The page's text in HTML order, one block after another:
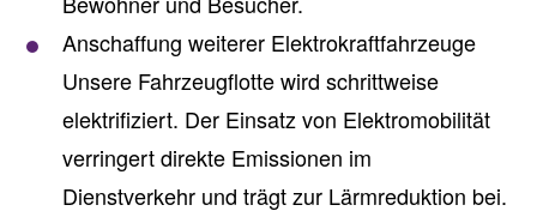
Anschaffung weiterer Elektrokraftfahrzeuge
Unsere Fahrzeugflotte wird schrittweise
elektrifiziert. Der Einsatz von Elektromobilität
verringert direkte Emissionen im
Dienstverkehr und trägt zur Lärmreduktion bei.